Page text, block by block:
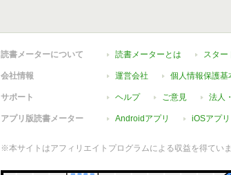
読書メーターについて 読書メーターとは スター
会社情報 運営会社 個人情報保護基
サポート ヘルプ ご意見 法人
アプリ版読書メーター Androidアプリ iOSアプリ
※本サイトはアフィリエイトプログラムによる収益を得てい